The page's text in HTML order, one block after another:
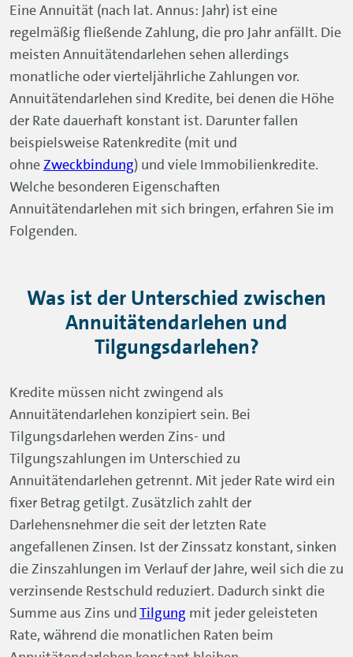
Eine Annuität (nach lat. Annus: Jahr) ist eine
regelmäßig fließende Zahlung, die pro Jahr anfällt. Die
meisten Annuitätendarlehen sehen allerdings
monatliche oder vierteljährliche Zahlungen vor.
Annuitätendarlehen sind Kredite, bei denen die Höhe
der Rate dauerhaft konstant ist. Darunter fallen
beispielsweise Ratenkredite (mit und
ohneZweckbindung) und viele Immobilienkredite.
Welche besonderen Eigenschaften
Annuitätendarlehen mit sich bringen, erfahren Sie im
Folgenden.
Was ist der Unterschied zwischen
Annuitätendarlehen und
Tilgungsdarlehen?
Kredite müssen nicht zwingend als
Annuitätendarlehen konzipiert sein. Bei
Tilgungsdarlehen werden Zins- und
Tilgungszahlungen im Unterschied zu
Annuitätendarlehen getrennt. Mit jeder Rate wird ein
fixer Betrag getilgt. Zusätzlich zahlt der
Darlehensnehmer die seit der letzten Rate
angefallenen Zinsen. Ist der Zinssatz konstant, sinken
die Zinszahlungen im Verlauf der Jahre, weil sich die zu
verzinsende Restschuld reduziert. Dadurch sinkt die
Summe aus Zins undTilgung mit jeder geleisteten
Rate, während die monatlichen Raten beim